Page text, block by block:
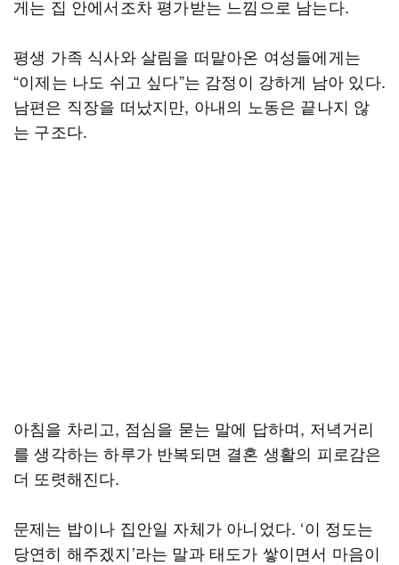
게는 집 안에서조차 평가받는 느낌으로 남는다.
평생 가족 식사와 살림을 떠맡아온 여성들에게는
“이제는 나도 쉬고 싶다”는 감정이 강하게 남아 있다.
남편은 직장을 떠났지만, 아내의 노동은 끝나지 않
는 구조다.
아침을 차리고, 점심을 묻는 말에 답하며, 저녁거리
를 생각하는 하루가 반복되면 결혼 생활의 피로감은
더 또렷해진다.
문제는 밥이나 집안일 자체가 아니었다. ‘이 정도는
당연히 해주겠지’라는 말과 태도가 쌓이면서 마음이